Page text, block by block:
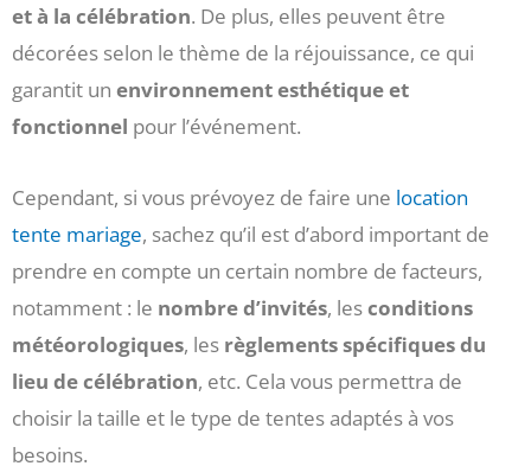
et à la célébration. De plus, elles peuvent être
décorées selon le thème de la réjouissance, ce qui
garantit un environnement esthétique et
fonctionnel pour l’événement.
Cependant, si vous prévoyez de faire une location
tente mariage, sachez qu’il est d’abord important de
prendre en compte un certain nombre de facteurs,
notamment : le nombre d’invités, lesconditions
météorologiques, les règlements spécifiques du
lieu de célébration, etc. Cela vous permettra de
choisir la taille et le type de tentes adaptés à vos
besoins.